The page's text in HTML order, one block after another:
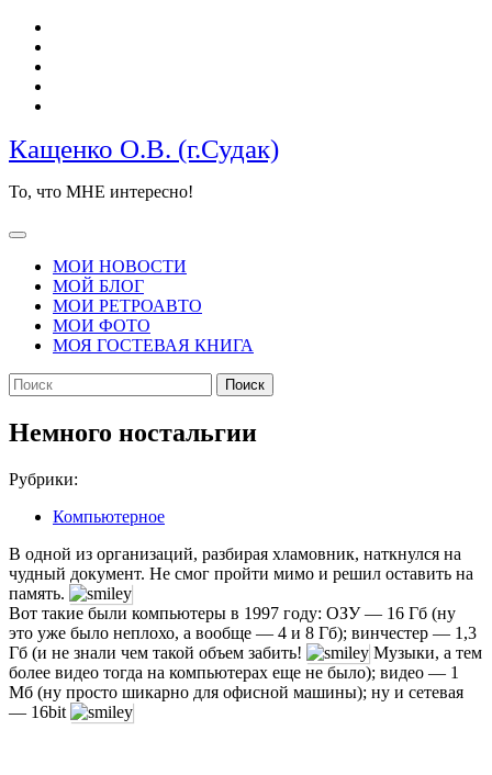
Перейти
содержимому
Кащенко О.В. (г.Судак)
То, что МНЕ интересно!
Кнопка
ОткрытьМОИ НОВОСТИ
МОЙ БЛОГ
МОИ РЕТРОАВТО
МОИ ФОТО
МОЯ ГОСТЕВАЯ КНИГА
КНОПКА
ЗАКРЫТЬ
Найти:
Немного ностальгии
Рубрики:
Компьютерное
В одной из организаций, разбирая хламовник, наткнулся на
чудный документ. Не смог пройти мимо и решил оставить на
память.
Вот такие были компьютеры в 1997 году: ОЗУ — 16 Гб (ну
это уже было неплохо, а вообще — 4 и 8 Гб); винчестер — 1,3
Гб (и не знали чем такой объем забить!
Музыки, а тем
более видео тогда на компьютерах еще не было); видео — 1
Мб (ну просто шикарно для офисной машины); ну и сетевая
— 16bit